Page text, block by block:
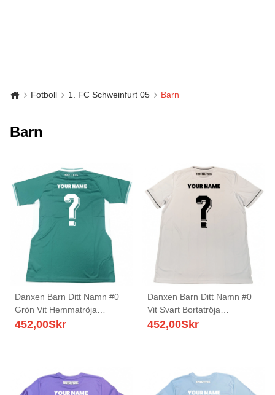
Fotboll 1. FC Schweinfurt 05 Barn
Barn
Danxen Barn Ditt Namn #0
Grön Vit Hemmatröja
Matchtröjor 2025/26 Tröjor
452,00Skr
Danxen Barn Ditt Namn #0
Vit Svart Bortatröja
Matchtröjor 2025/26 Tröjor
452,00Skr